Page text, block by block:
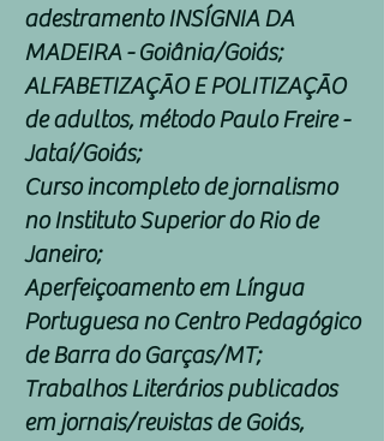
adestramento INSÍGNIA DA
MADEIRA - Goiânia/Goiás;
ALFABETIZAÇÃO E POLITIZAÇÃO
de adultos, método Paulo Freire -
Jataí/Goiás;
Curso incompleto de jornalismo
no Instituto Superior do Rio de
Janeiro;
Aperfeiçoamento em Língua
Portuguesa no Centro Pedagógico
de Barra do Garças/MT;
Trabalhos Literários publicados
em jornais/revistas de Goiás,